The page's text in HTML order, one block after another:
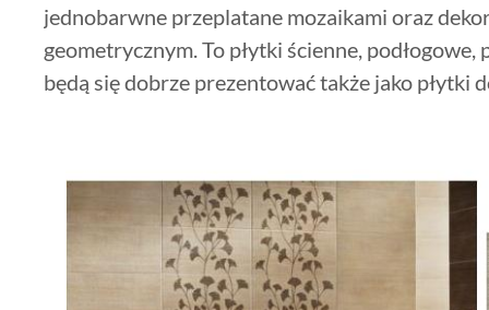
jednobarwne przeplatane mozaikami oraz
geometrycznym. To płytki ścienne, podłogowe,
będą się dobrze prezentować także jako płytki